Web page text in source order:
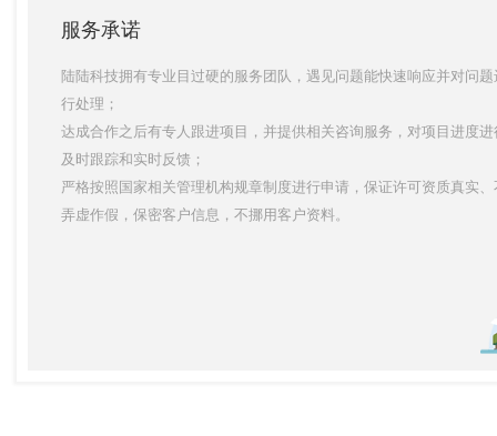
服务承诺
陆陆科技拥有专业目过硬的服务团队，遇见问题能快速响应并对问
行处理；
达成合作之后有专人跟进项目，并提供相关咨询服务，对项目进度
及时跟踪和实时反馈；
严格按照国家相关管理机构规章制度进行申请，保证许可资质真实
弄虚作假，保密客户信息，不挪用客户资料。